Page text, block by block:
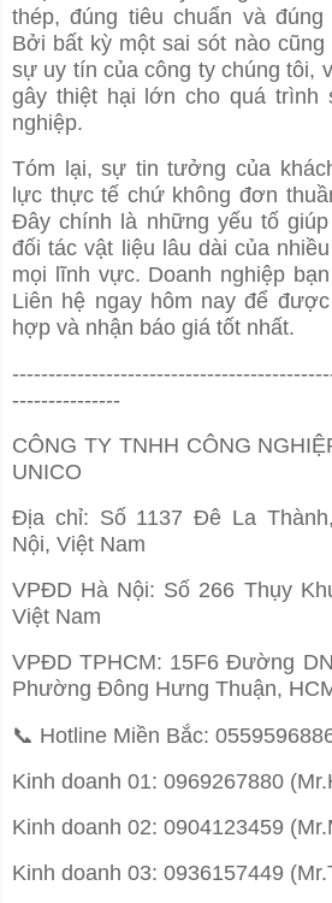
thép, đúng tiêu chuẩn và
Bởi bất kỳ một sai sót nào
sự uy tín của công ty chúng tôi,
gây thiệt hại lớn cho quá trình
nghiệp.
Tóm lại, sự tin tưởng của
lực thực tế chứ không đơn
Đây chính là những yếu tố
đối tác vật liệu lâu dài của
mọi lĩnh vực. Doanh nghiệp
Liên hệ ngay hôm nay để
hợp và nhận báo giá tốt nhất.
---------------
CÔNG TY TNHH CÔNG
UNICO
Địa chỉ: Số 1137 Đê La
Nội, Việt Nam
VPĐD Hà Nội: Số 266 Thụy
Việt Nam
VPĐD TPHCM: 15F6 Đường
Phường Đông Hưng Thuận,
📞 Hotline Miền Bắc:
Kinh doanh 01: 0969267880
Kinh doanh 02: 0904123459
Kinh doanh 03: 0936157449